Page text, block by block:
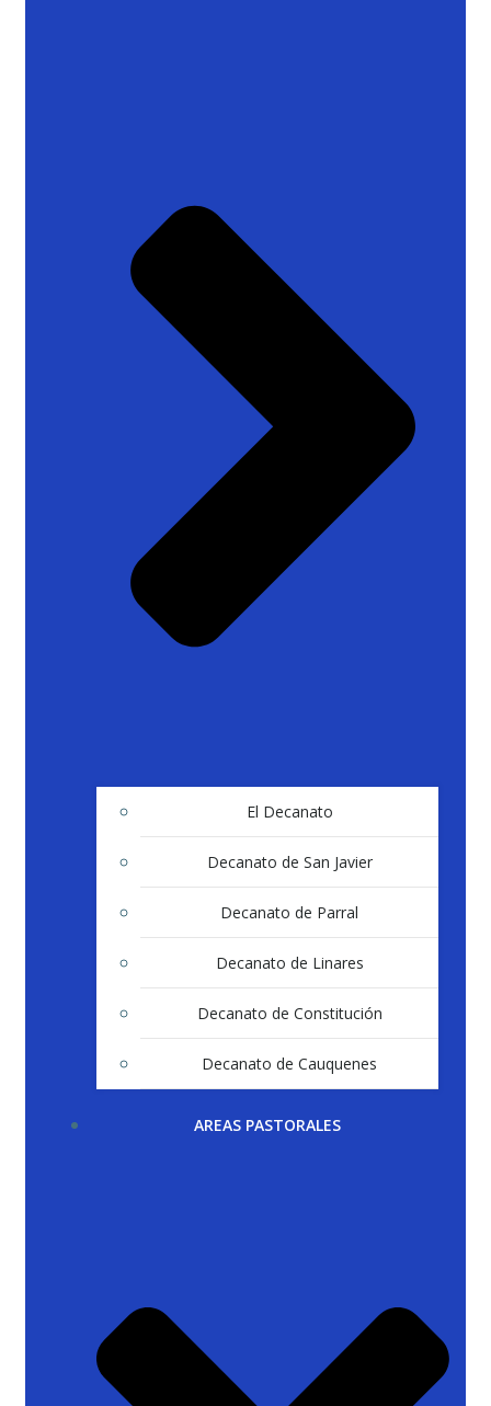
El Decanato
Decanato de San Javier
Decanato de Parral
Decanato de Linares
Decanato de Constitución
Decanato de Cauquenes
AREAS PASTORALES